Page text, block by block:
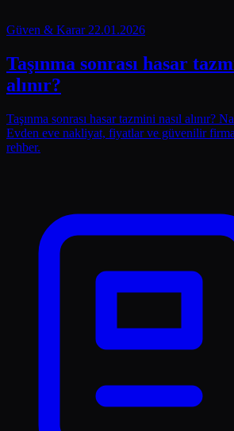
Güven & Karar 22.01.2026
Taşınma sonrası hasar
alınır?
Taşınma sonrası hasar tazmini nasıl alınır?
Evden eve nakliyat, fiyatlar ve güvenilir
rehber.